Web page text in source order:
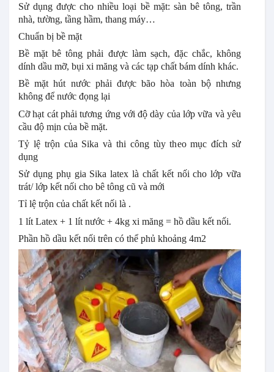
Sử dụng được cho nhiều loại bề mặt: sàn bê tông, trần
nhà, tường, tầng hầm, thang máy…
Chuẩn bị bề mặt
Bề mặt bê tông phải được làm sạch, đặc chắc, không
dính dầu mỡ, bụi xi măng và các tạp chất bám dính khác.
Bề mặt hút nước phải được bão hòa toàn bộ nhưng
không để nước đọng lại
Cỡ hạt cát phải tương ứng với độ dày của lớp vữa và yêu
cầu độ mịn của bề mặt.
Tỷ lệ trộn của Sika và thi công tùy theo mục đích sử
dụng
Sử dụng phụ gia Sika latex là chất kết nối cho lớp vữa
trát/ lớp kết nối cho bê tông cũ và mới
Tỉ lệ trộn của chất kết nối là .
1 lít Latex + 1 lít nước + 4kg xi măng = hồ dầu kết nối.
Phần hồ dầu kết nối trên có thể phủ khoảng 4m2